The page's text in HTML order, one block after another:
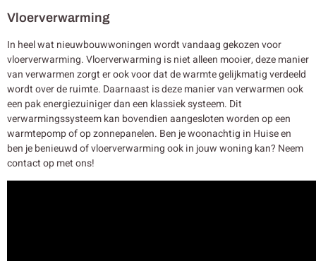
Vloerverwarming
In heel wat nieuwbouwwoningen wordt vandaag gekozen voor
vloerverwarming. Vloerverwarming is niet alleen mooier, deze manier
van verwarmen zorgt er ook voor dat de warmte gelijkmatig verdeeld
wordt over de ruimte. Daarnaast is deze manier van verwarmen ook
een pak energiezuiniger dan een klassiek systeem. Dit
verwarmingssysteem kan bovendien aangesloten worden op een
warmtepomp of op zonnepanelen. Ben je woonachtig in Huise en
ben je benieuwd of vloerverwarming ook in jouw woning kan? Neem
contact op met ons!